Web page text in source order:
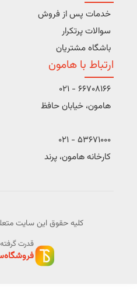
خدمات پس از فروش
سوالات پرتکرار
باشگاه مشتریان
ارتباط با هامون
66708166 - 021
هامون، خیابان حافظ
53671000 - 021
کارخانه هامون، پرند
کلیه حقوق این سایت
قدرت گرفته